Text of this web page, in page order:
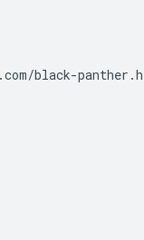
black-